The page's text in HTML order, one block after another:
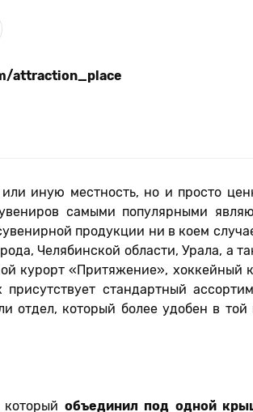
attraction_place
иную местность, но и просто
самыми популярными
продукции ни в коем
Челябинской области, Урала, а
курорт «Притяжение», хоккейный
стандартный
отдел, который более удобен в той
которыйобъединил под одной